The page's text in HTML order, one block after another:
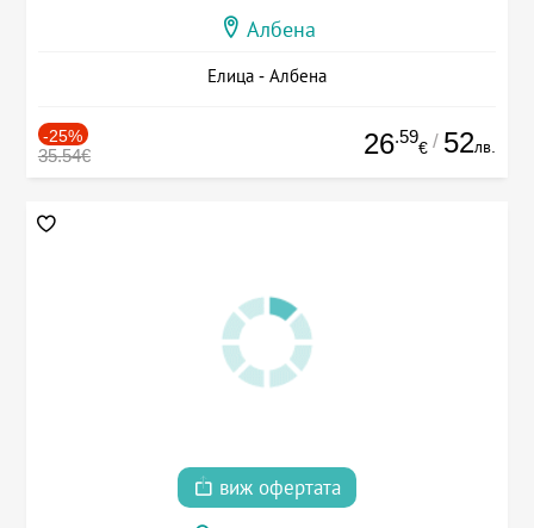
Албена
Елица - Албена
-25%
35.54€ 26.59
€ / 52лв.
виж офертата